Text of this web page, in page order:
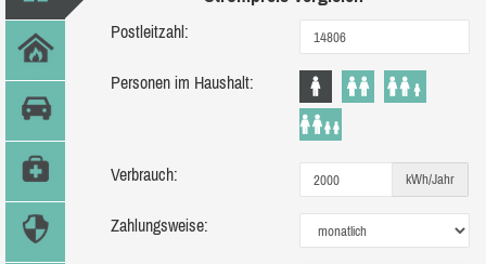
Postleitzahl:
Personen im Haushalt:
Verbrauch: kWh/Jahr
Zahlungsweise: